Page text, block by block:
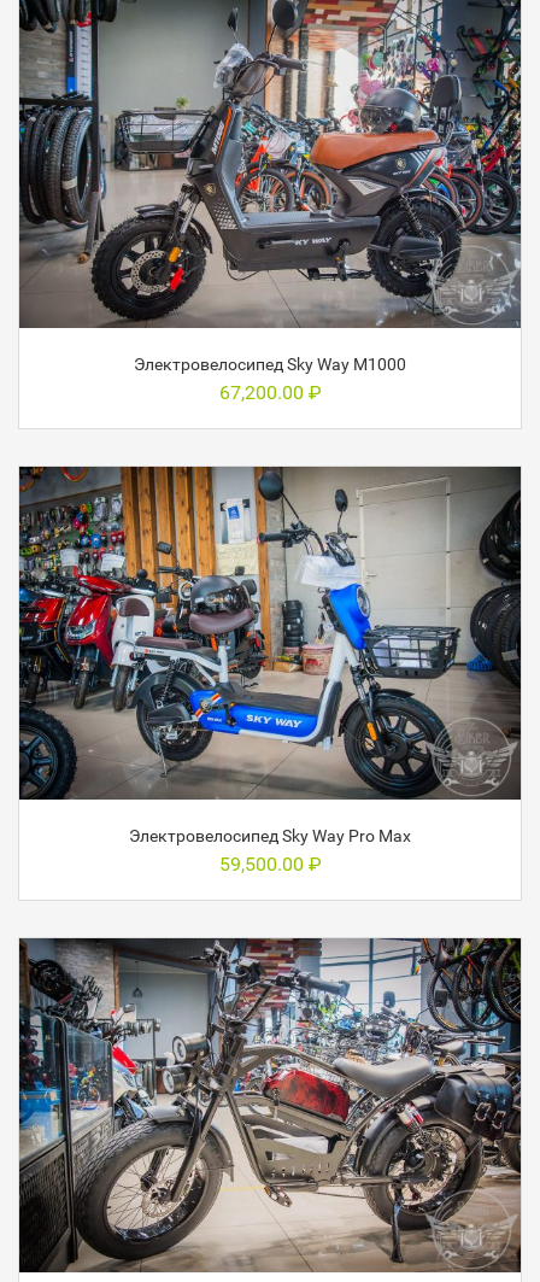
Электровелосипед Sky Way M1000
67,200.00 ₽
Электровелосипед Sky Way Pro Max
59,500.00 ₽